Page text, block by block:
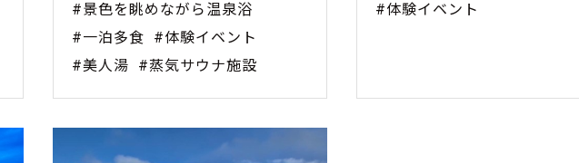
#景色を眺めながら温泉浴
#一泊多食
#体験イベント
#美人湯
#蒸気サウナ施設
#体験イベント